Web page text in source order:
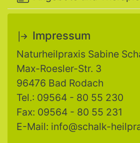
Impressum
Naturheilpraxis Sabine
Max-Roesler-Str. 3
96476 Bad Rodach
Tel.: 09564 - 80 55 230
Fax: 09564 - 80 55 231
E-Mail: info@schalk-